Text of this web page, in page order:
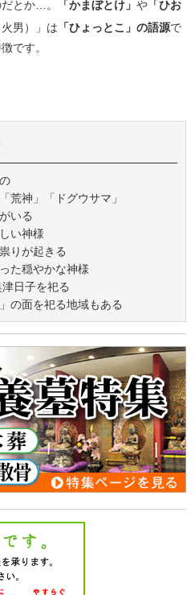
とか…。 「かまぼとけ」や 「ひお
男）」は 「ひょっとこ」の語源で
です。
荒神」「ドグウサマ」
いる
い神様
りが起きる
た穏やかな神様
日子を祀る
の面を祀る地域もある